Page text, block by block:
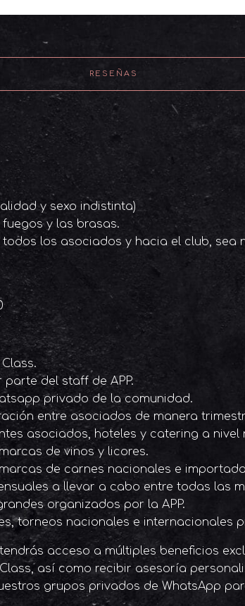
RESEÑAS
y sexo indistinta)
y las brasas.
los asociados y hacia el club, sea
del staff de APP.
privado de la comunidad.
entre asociados de manera
asociados, hoteles y catering a nivel
de vinos y licores.
de carnes nacionales e
a llevar a cabo entre todas las
organizados por la APP.
torneos nacionales e internacionales
acceso a múltiples beneficios
así como recibir asesoría
grupos privados de WhatsApp